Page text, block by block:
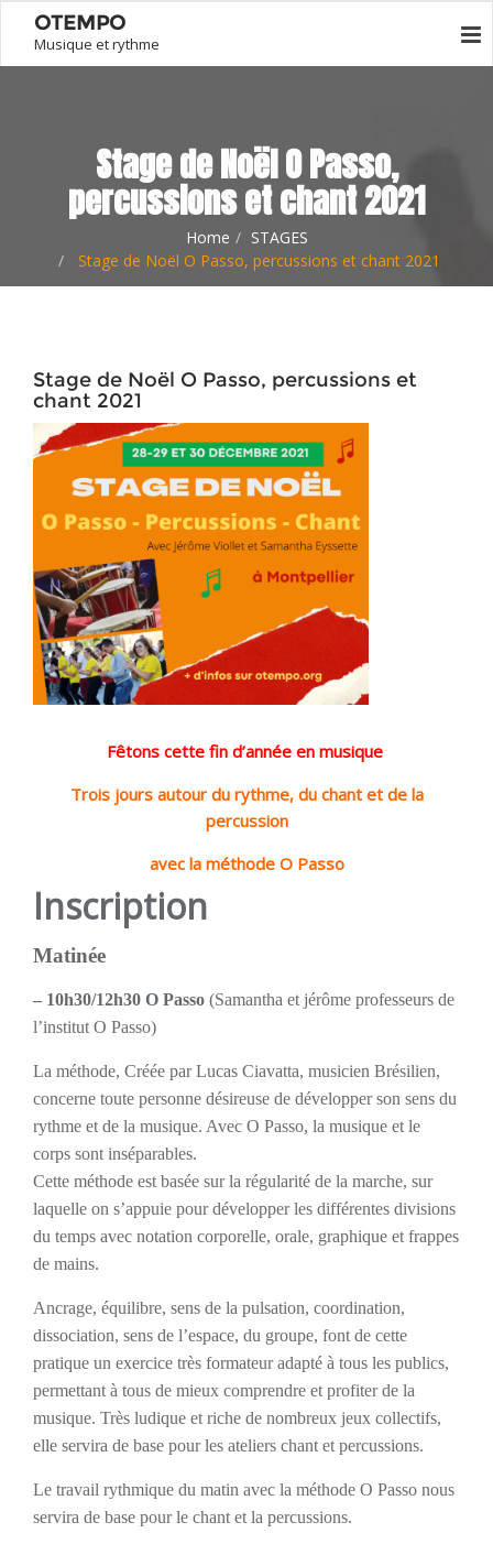
OTEMPO
Musique et rythme
Stage de Noël O Passo,
percussions et chant 2021
Home
STAGES
Stage de Noël O Passo, percussions et chant 2021
Stage de Noël O Passo, percussions et
chant 2021
Fêtons cette fin d’année en musique
Trois jours autour du rythme, du chant et de la
percussion
avec la méthode O Passo
Inscription
Matinée
– 10h30/12h30 O Passo (Samantha et jérôme professeurs de
l’institut O Passo)
La méthode, Créée par Lucas Ciavatta, musicien Brésilien,
concerne toute personne désireuse de développer son sens du
rythme et de la musique. Avec O Passo, la musique et le
corps sont inséparables.
Cette méthode est basée sur la régularité de la marche, sur
laquelle on s’appuie pour développer les différentes divisions
du temps avec notation corporelle, orale, graphique et frappes
de mains.
Ancrage, équilibre, sens de la pulsation, coordination,
dissociation, sens de l’espace, du groupe, font de cette
pratique un exercice très formateur adapté à tous les publics,
permettant à tous de mieux comprendre et profiter de la
musique. Très ludique et riche de nombreux jeux collectifs,
elle servira de base pour les ateliers chant et percussions.
Le travail rythmique du matin avec la méthode O Passo nous
servira de base pour le chant et la percussions.